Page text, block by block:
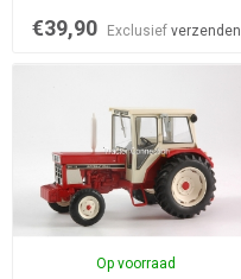
€39,90 Exclusief verzenden
Op voorraad